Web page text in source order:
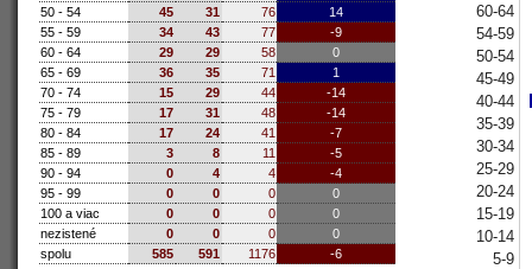
50 - 54
45 31 76
14
55 - 59
34 43 77
-9
60 - 64
29 29 58
0
65 - 69
36 35 71
1
70 - 74
15 29 44
-14
75 - 79
17 31 48
-14
80 - 84
17 24 41
-7
85 - 89
3 8 11
-5
90 - 94
0 4 4
-4
95 - 99
0 0 0
0
100 a viac
0 0 0
0
nezistené
0 0 0
0
spolu
585 591 1176 -6
60-64
54-59
50-54
45-49
40-44
35-39
30-34
25-29
20-24
15-19
10-14
5-9